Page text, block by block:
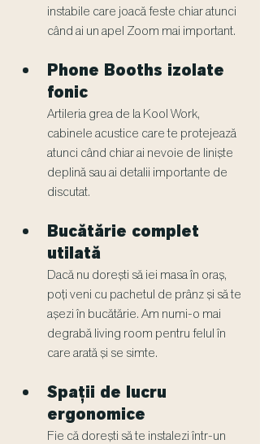
instabile care joacă feste chiar atunci
când ai un apel Zoom mai important.
Phone Booths izolate
fonic
Artileria grea de la Kool Work,
cabinele acustice care te protejează
atunci când chiar ai nevoie de liniște
deplină sau ai detalii importante de
discutat.
Bucătărie complet
utilată
Dacă nu dorești să iei masa în oraș,
poți veni cu pachetul de prânz și să te
așezi în bucătărie. Am numi-o mai
degrabă living room pentru felul în
care arată și se simte.
Spații de lucru
ergonomice
Fie că dorești să te instalezi într-un